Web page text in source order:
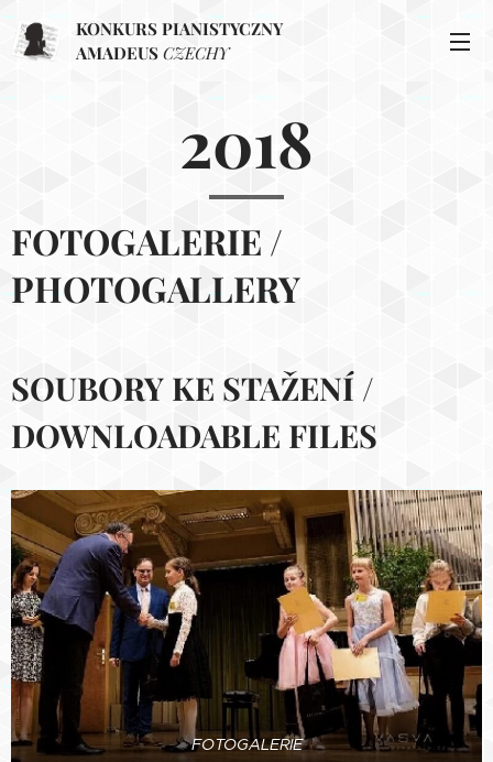
KONKURS PIANISTYCZNY
AMADEUS CZECHY
2018
FOTOGALERIE /
PHOTOGALLERY
SOUBORY KE STAŽENÍ /
DOWNLOADABLE FILES
FOTOGALERIE